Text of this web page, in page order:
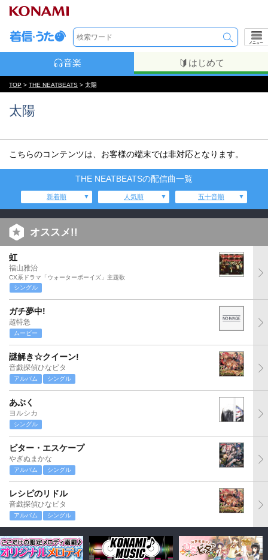
メニュー
音楽 はじめて
TOP > THE NEATBEATS > 太陽
太陽
こちらのコンテンツは、お客様の端末では非対応となります。
THE NEATBEATSの配信曲一覧
新着順 人気順 五十音順
オススメ!!
虹
福山雅治
CX系ドラマ「ウォーターボーイズ」主題歌
シングル
ガチ夢中!
超特急
ムービー
謎解き☆クイーン!
音戯探偵ひなビタ
アルバム シングル
あぶく
ヨルシカ
シングル
ビター・エスケープ
やぎぬまかな
アルバム シングル
レシピのリドル
音戯探偵ひなビタ
アルバム シングル